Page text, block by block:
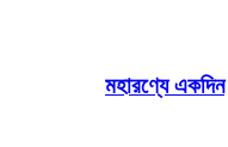
মহারণ্যে একদিন